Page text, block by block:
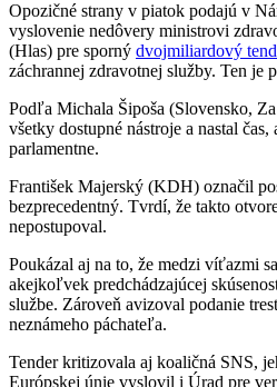
Opozičné strany v piatok podajú v
vyslovenie nedôvery ministrovi
(Hlas) pre sporný dvojmiliardový
záchrannej zdravotnej služby. Ten je
Podľa Michala Šipoša (Slovensko,
všetky dostupné nástroje a nastal čas,
parlamentne.
František Majerský (KDH) označil
bezprecedentný. Tvrdí, že takto
nepostupoval.
Poukázal aj na to, že medzi víťazmi
akejkoľvek predchádzajúcej
službe. Zároveň avizoval podanie
neznámeho páchateľa.
Tender kritizovala aj koaličná SNS,
Európskej únie vyslovil i Úrad pre